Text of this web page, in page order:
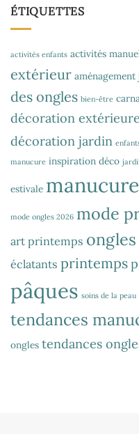
ÉTIQUETTES
activités enfants activités
extérieur
des ongles bien-être
décoration extérieure
décoration jardin
manucure inspiration déco
estivale
mode ongles 2026 mode
art printemps
éclatants printemps
pâques soins de la peau
tendances
ongles tendances